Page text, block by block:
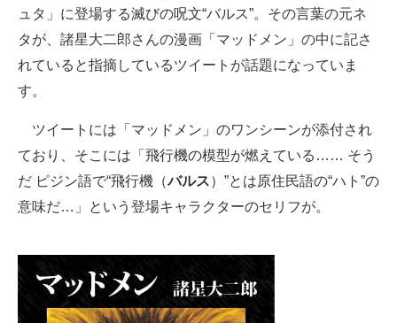
ITの今と未来を見通す
スマホと通信の最新トレンド
ビジネスと働き方のヒント
経営リーダーのコミュニティ
ュタ」に登場する滅びの呪文“バルス”。その言葉の元ネ
タが、諸星大二郎さんの漫画「マッドメン」の中に記さ
れていると指摘しているツイートが話題になっていま
す。
ツイートには「マッドメン」のワンシーンが添付され
ており、そこには「飛行機の模型が燃えている…… そう
だ ピジン語で“飛行機（バルス）”とは原住民語の“ハト”の
意味だ…」という登場キャラクターのセリフが。